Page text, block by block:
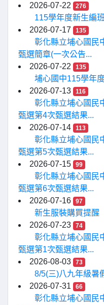
2026-07-22
276
115學年度新生編
2026-07-17
135
彰化縣立埔心國民
甄選簡章(一次公告...
2026-07-22
135
埔心國中115學年
2026-07-13
116
彰化縣立埔心國民
甄選第4次甄選結果...
2026-07-14
113
彰化縣立埔心國民
甄選第5次甄選結果...
2026-07-15
99
彰化縣立埔心國民
甄選第6次甄選結果...
2026-07-16
97
新生服裝購買提醒
2026-07-23
74
彰化縣立埔心國民
甄選第1次甄選結果...
2026-08-03
73
8/5(三)八九年級暑
2026-07-31
66
彰化縣立埔心國民